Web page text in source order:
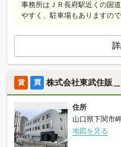
事務所はＪＲ長府駅近くの国
やすく、駐車場もありますの
賃 買 株式会社東武住販＿
住所
山口県下関市
地図を見る